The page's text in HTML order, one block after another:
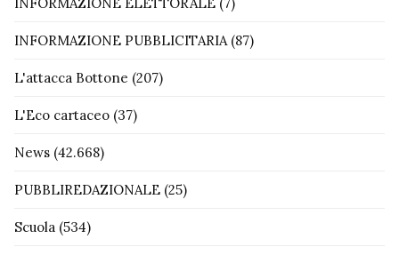
INFORMAZIONE ELETTORALE (7)
INFORMAZIONE PUBBLICITARIA(87)
L'attacca Bottone (207)
L'Eco cartaceo (37)
News (42.668)
PUBBLIREDAZIONALE (25)
Scuola (534)